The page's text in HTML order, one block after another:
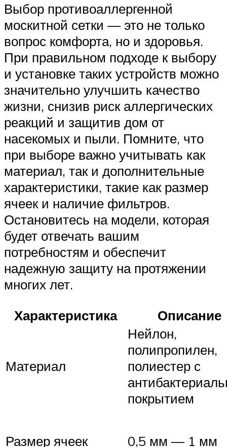
Выбор противоаллергенной
москитной сетки — это не только
вопрос комфорта, но и здоровья.
При правильном подходе к выбору
и установке таких устройств можно
значительно улучшить качество
жизни, снизив риск аллергических
реакций и защитив дом от
насекомых и пыли. Помните, что
при выборе важно учитывать как
материал, так и дополнительные
характеристики, такие как размер
ячеек и наличие фильтров.
Остановитесь на модели, которая
будет отвечать вашим
потребностям и обеспечит
надежную защиту на протяжении
многих лет.
Характеристика
Описание
Материал
Нейлон,
полипропилен,
полиестер с
покрытием
Размер ячеек 0,5 мм — 1 мм